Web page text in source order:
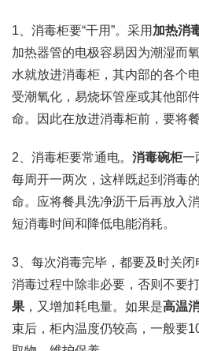
1、消毒柜要“干用”。采用 加热消
加热器管的电极容易因为潮湿而
水就放进消毒柜，其内部的各个
受潮氧化，易烧坏管座或其他部
命。因此在放进消毒柜前，要将餐
2、消毒柜要常通电。 消毒碗柜一
每周开一两次，这样既起到消毒
命。应将餐具洗净沥干后再放入
短消毒时间和降低电能消耗。
3、每次消毒完毕，都要及时关闭
消毒过程中除非必要，否则不要
果 ，又增加耗电量。如果是高温
束后，柜内温度仍较高，一般要